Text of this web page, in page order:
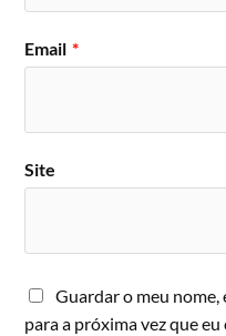
Email *
Site
Guardar o meu
para a próxima vez que